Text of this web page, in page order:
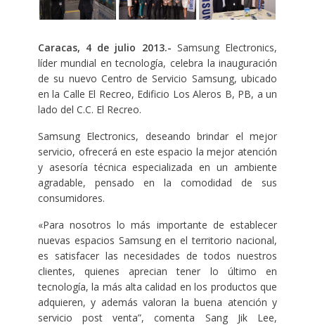
Caracas, 4 de julio 2013.- Samsung Electronics,
líder mundial en tecnología, celebra la inauguración
de su nuevo Centro de Servicio Samsung, ubicado
en la Calle El Recreo, Edificio Los Aleros B, PB, a un
lado del C.C. El Recreo.
Samsung Electronics, deseando brindar el mejor
servicio, ofrecerá en este espacio la mejor atención
y asesoría técnica especializada en un ambiente
agradable, pensado en la comodidad de sus
consumidores.
«Para nosotros lo más importante de establecer
nuevas espacios Samsung en el territorio nacional,
es satisfacer las necesidades de todos nuestros
clientes, quienes aprecian tener lo último en
tecnología, la más alta calidad en los productos que
adquieren, y además valoran la buena atención y
servicio post venta”, comenta Sang Jik Lee,